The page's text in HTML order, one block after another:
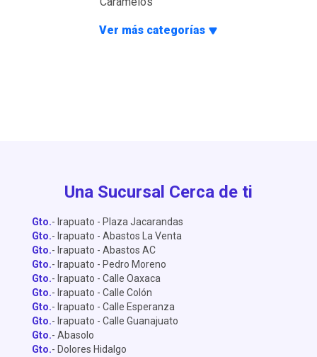
Ver más categorías
Una Sucursal Cerca de ti
Gto.- Irapuato - Plaza Jacarandas
Gto.- Irapuato - Abastos La Venta
Gto.- Irapuato - Abastos AC
Gto.- Irapuato - Pedro Moreno
Gto.- Irapuato - Calle Oaxaca
Gto.- Irapuato - Calle Colón
Gto.- Irapuato - Calle Esperanza
Gto.- Irapuato - Calle Guanajuato
Gto.- Abasolo
Gto.- Dolores Hidalgo